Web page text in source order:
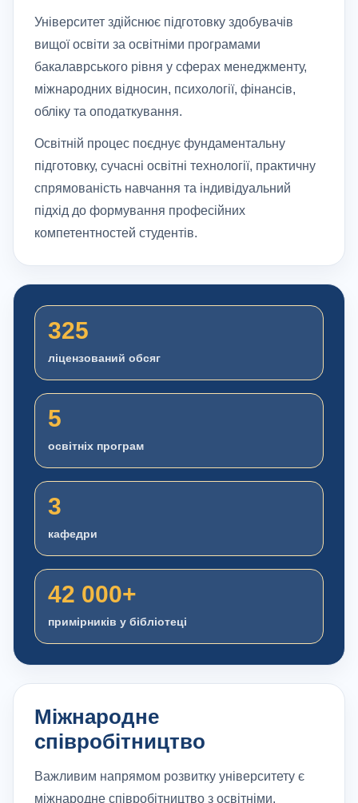
Університет здійснює підготовку здобувачів
вищої освіти за освітніми програмами
бакалаврського рівня у сферах менеджменту,
міжнародних відносин, психології, фінансів,
обліку та оподаткування.
Освітній процес поєднує фундаментальну
підготовку, сучасні освітні технології, практичну
спрямованість навчання та індивідуальний
підхід до формування професійних
компетентностей студентів.
325
ліцензований обсяг
5
освітніх програм
3
кафедри
42 000+
примірників у бібліотеці
Міжнародне
співробітництво
Важливим напрямом розвитку університету є
міжнародне співробітництво з освітніми,